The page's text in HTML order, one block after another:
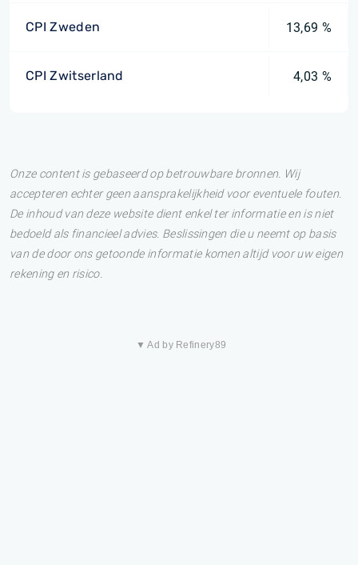
CPI Zweden 13,69 %
CPI Zwitserland 4,03 %
Onze content is gebaseerd op betrouwbare bronnen. Wij
accepteren echter geen aansprakelijkheid voor eventuele fouten.
De inhoud van deze website dient enkel ter informatie en is niet
bedoeld als financieel advies. Beslissingen die u neemt op basis
van de door ons getoonde informatie komen altijd voor uw eigen
rekening en risico.
▼ Ad by Refinery89